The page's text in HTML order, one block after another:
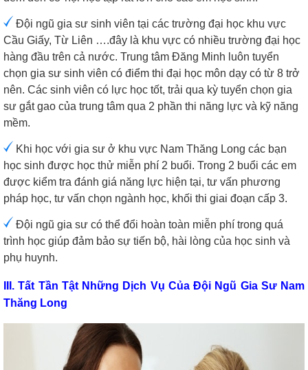
Đội ngũ gia sư sinh viên tại các trường đại học khu vực
Cầu Giấy, Từ Liên ….đây là khu vực có nhiều trường đại học
hàng đầu trên cả nước. Trung tâm Đăng Minh luôn tuyển
chọn gia sư sinh viên có điểm thi đại học môn dạy có từ 8 trở
nên. Các sinh viên có lực học tốt, trải qua kỳ tuyển chọn gia
sư gắt gao của trung tâm qua 2 phần thi năng lực và kỹ năng
mềm.
Khi học với gia sư ở khu vực Nam Thăng Long các bạn
học sinh được học thử miễn phí 2 buổi. Trong 2 buổi các em
được kiểm tra đánh giá năng lực hiện tại, tư vấn phương
pháp học, tư vấn chọn ngành học, khối thi giai đoạn cấp 3.
Đội ngũ gia sư có thể đổi hoàn toàn miễn phí trong quá
trình học giúp đảm bảo sự tiến bộ, hài lòng của học sinh và
phụ huynh.
III. Tất Tần Tật Những Dịch Vụ Của Đội Ngũ Gia Sư Nam
Thăng Long